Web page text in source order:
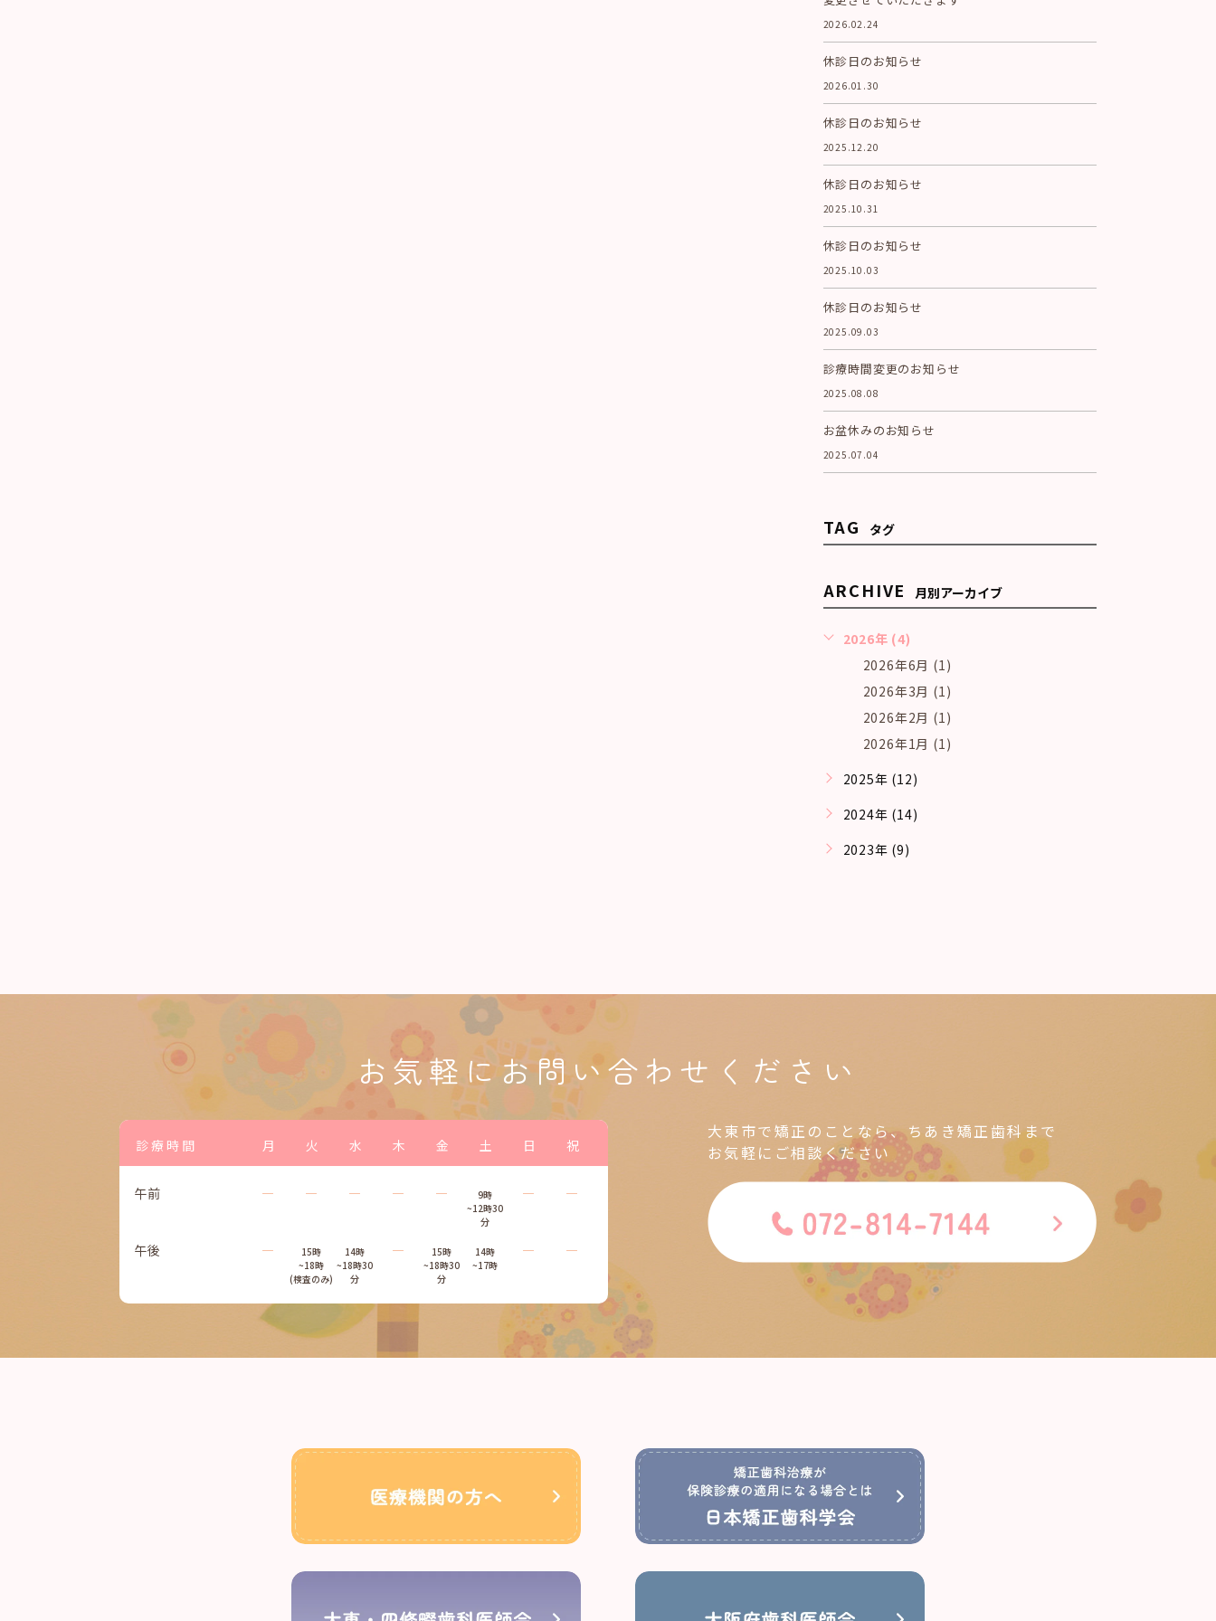
2026.02.24
休診日のお知らせ
2026.01.30
休診日のお知らせ
2025.12.20
休診日のお知らせ
2025.10.31
休診日のお知らせ
2025.10.03
休診日のお知らせ
2025.09.03
診療時間変更のお知らせ
2025.08.08
お盆休みのお知らせ
2025.07.04
TAG タグ
ARCHIVE 月別アーカイブ
2026年 (4)
2026年6月 (1)
2026年3月 (1)
2026年2月 (1)
2026年1月 (1)
2025年 (12)
2024年 (14)
2023年 (9)
お気軽にお問い合わせください
大東市で矯正のことなら、ちあき矯正歯科まで
お気軽にご相談ください
診療時間 月 火 水 木 金 土 日 祝
午前 ― ― ― ― ―
9時
~12時30
分
― ―
午後 ―
15時
~18時
(検査のみ)
14時
~18時30
分
―
15時
~18時30
分
14時
~17時
― ―